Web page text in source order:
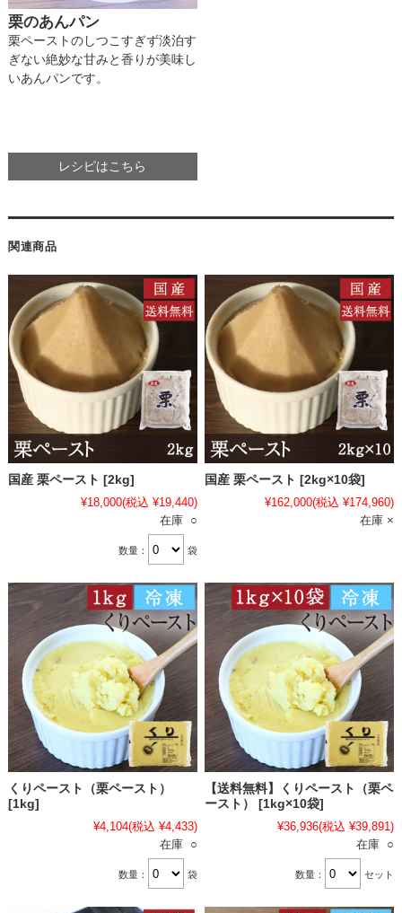
栗のあんパン
栗ペーストのしつこすぎず淡泊す
ぎない絶妙な甘みと香りが美味し
いあんパンです。
レシピはこちら
関連商品
国産 栗ペースト [2kg]
¥18,000(税込 ¥19,440)
在庫 ○
数量： 袋
国産 栗ペースト [2kg×10袋]
¥162,000(税込 ¥174,960)
在庫 ×
くりペースト（栗ペースト）
[1kg]
¥4,104(税込 ¥4,433)
在庫 ○
数量： 袋
【送料無料】くりペースト（栗ペ
ースト） [1kg×10袋]
¥36,936(税込 ¥39,891)
在庫 ○
数量： セット